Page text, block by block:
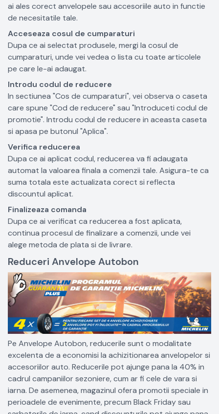
ai ales corect anvelopele sau accesoriile auto in functie
de necesitatile tale.
Acceseaza cosul de cumparaturi
Dupa ce ai selectat produsele, mergi la cosul de
cumparaturi, unde vei vedea o lista cu toate articolele
pe care le-ai adaugat.
Introdu codul de reducere
In sectiunea "Cos de cumparaturi", vei observa o caseta
care spune "Cod de reducere" sau "Introduceti codul de
promotie". Introdu codul de reducere in aceasta caseta
si apasa pe butonul "Aplica".
Verifica reducerea
Dupa ce ai aplicat codul, reducerea va fi adaugata
automat la valoarea finala a comenzii tale. Asigura-te ca
suma totala este actualizata corect si reflecta
discountul aplicat.
Finalizeaza comanda
Dupa ce ai verificat ca reducerea a fost aplicata,
continua procesul de finalizare a comenzii, unde vei
alege metoda de plata si de livrare.
Reduceri Anvelope Autobon
Pe Anvelope Autobon, reducerile sunt o modalitate
excelenta de a economisi la achizitionarea anvelopelor si
accesoriilor auto. Reducerile pot ajunge pana la 40% in
cadrul campaniilor sezoniere, cum ar fi cele de vara si
iarna. De asemenea, magazinul ofera promotii speciale in
perioadele de evenimente, precum Black Friday sau